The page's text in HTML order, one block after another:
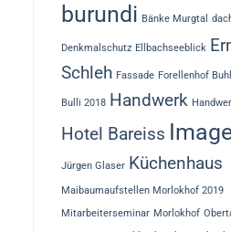
burundi Bänke Murgtal
Denkmalschutz Ellbachseeblick
Schleh Fassade Forellenhof
Bulli 2018 Handwerk
Hotel Bareiss
Jürgen Glaser Küchenhaus
Maibaumaufstellen Morlokhof 2019
Mitarbeiterseminar Morlokhof